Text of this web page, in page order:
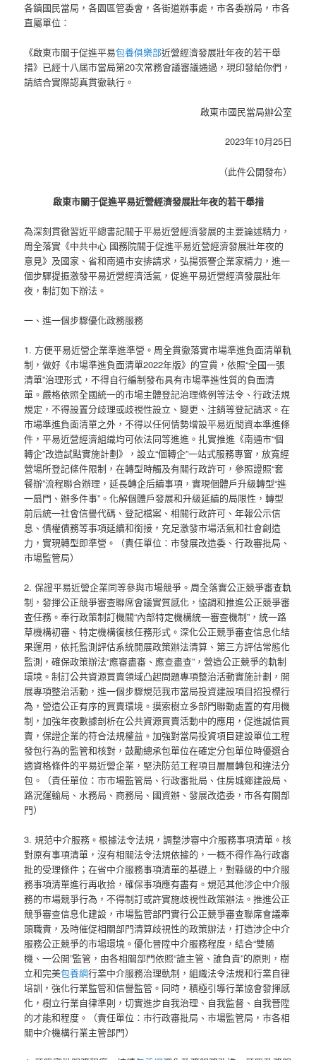
各鎮國民當局，各園區管委會，各街道辦事處，市各委辦局，市各
直屬單位：
《啟東市關于促進平易包養俱樂部近營經濟發展壯年夜的若干舉
措》已經十八屆市當局第20次常務會議審議通過，現印發給你們，
請結合實際認真貫徹執行。
啟東市國民當局辦公室
2023年10月25日
（此件公開發布）
啟東市關于促進平易近營經濟發展壯年夜的若干舉措
為深刻貫徹習近平總書記關于平易近營經濟發展的主要論述精力，
周全落實《中共中心 國務院關于促進平易近營經濟發展壯年夜的
意見》及國家、省和南通市安排請求，弘揚張謇企業家精力，進一
個步驟提振激發平易近營經濟活氣，促進平易近營經濟發展壯年
夜，制訂如下辦法。
一、進一個步驟優化政務服務
1. 方便平易近營企業準進準營。周全貫徹落實市場準進負面清單軌
制，做好《市場準進負面清單2022年版》的宣貫，依照“全國一張
清單”治理形式，不得自行編制發布具有市場準進性質的負面清
單。嚴格依照全國統一的市場主體登記治理條例等法令、行政法規
規定，不得設置分歧理或歧視性設立、變更、注銷等登記請求。在
市場準進負面清單之外，不得以任何情勢增設平易近間資本準進條
件，平易近營經濟組織均可依法同等進進。扎實推進《南通市“個
轉企”改造試點實施計劃》，設立“個轉企”一站式服務專窗，放寬經
營場所登記條件限制，在轉型時觸及有關行政許可，參照證照“套
餐辦”流程聯合辦理，延長轉企后續事項，實現個體戶升級轉型“進
一扇門、辦多件事”。化解個體戶發展和升級延續的局限性，轉型
前后統一社會信譽代碼、登記檔案、相關行政許可、年報公示信
息、債權債務等事項延續和銜接，充足激發市場活氣和社會創造
力，實現轉型即準營。（責任單位：市發展改造委、行政審批局、
市場監管局）
2. 保證平易近營企業同等參與市場競爭。周全落實公正競爭審查軌
制，發揮公正競爭審查聯席會議實質感化，協調和推進公正競爭審
查任務。奉行政策制訂機關“內部特定機構統一審查機制”，統一路
草機構初審、特定機構復核任務形式。深化公正競爭審查信息化結
果運用，依托監測評估系統開展政策辦法清算、第三方評估常態化
監測，確保政策辦法“應審盡審、應查盡查”，營造公正競爭的軌制
環境。制訂公共資源買賣領域凸起問題專項整治活動實施計劃，開
展專項整治活動，進一個步驟規范我市當局投資建設項目招投標行
為，營造公正有序的買賣環境。摸索樹立多部門聯動處置的有用機
制，加強年夜數據剖析在公共資源買賣活動中的應用，促進誠信買
賣，保證企業的符合法規權益。加強對當局投資項目建設單位工程
發包行為的監管和核對，鼓勵總承包單位在確定分包單位時優選合
適資格條件的平易近營企業，堅決防范工程項目層層轉包和違法分
包。（責任單位：市市場監管局、行政審批局、住房城鄉建設局、
路況運輸局、水務局、商務局、國資辦、發展改造委，市各有關部
門）
3. 規范中介服務。根據法令法規，調整涉審中介服務事項清單。核
對原有事項清單，沒有相關法令法規依據的，一概不得作為行政審
批的受理條件；在省中介服務事項清單的基礎上，對縣級的中介服
務事項清單進行再收拾，確保事項應有盡有。規范其他涉企中介服
務的市場競爭行為，不得制訂或許實施歧視性政策辦法。推進公正
競爭審查信息化建設，市場監管部門實行公正競爭審查聯席會議牽
頭職責，及時催促相關部門清算歧視性的政策辦法，打造涉企中介
服務公正競爭的市場環境。優化晉陞中介服務程度，結合“雙隨
機、一公開”監管，由各相關部門依照“誰主管、誰負責”的原則，樹
立和完美包養網行業中介服務治理軌制，組織法令法規和行業自律
培訓，強化行業監管和信譽監管。同時，積極引導行業協會發揮感
化，樹立行業自律準則，切實進步自我治理、自我監督、自我晉陞
的才能和程度。（責任單位：市行政審批局、市場監管局，市各相
關中介機構行業主管部門）